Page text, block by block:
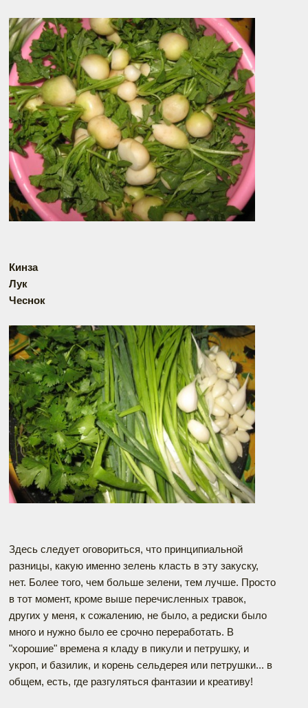
Кинза
Лук
Чеснок
Здесь следует оговориться, что принципиальной
разницы, какую именно зелень класть в эту закуску,
нет. Более того, чем больше зелени, тем лучше. Просто
в тот момент, кроме выше перечисленных травок,
других у меня, к сожалению, не было, а редиски было
много и нужно было ее срочно переработать. В
"хорошие" времена я кладу в пикули и петрушку, и
укроп, и базилик, и корень сельдерея или петрушки... в
общем, есть, где разгуляться фантазии и креативу!